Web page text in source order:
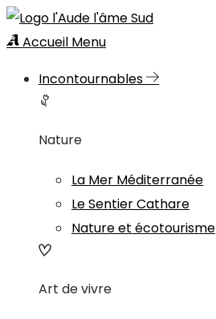
Accueil Menu
Incontournables
Nature
La Mer Méditerranée
Le Sentier Cathare
Nature et écotourisme
Art de vivre